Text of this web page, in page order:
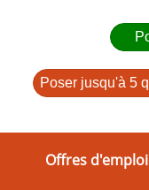
Poser jusqu'à 5
Offres